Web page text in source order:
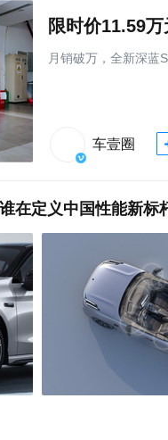
限时价11.59
月销破万，全新深蓝
车壹圈
在定义中国性能新标